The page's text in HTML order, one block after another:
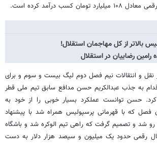
کسب درآمد کرده است.
بالاتر از کل مهاجمان استقلال!
رامین رضاییان در استقلال
نقل و انتقالات نیم فصل دوم لیگ بیست و سوم و برای
به جذب عبدالکریم حسن مدافع سابق تیم ملی قطر
و مرد سال آسیا ۲۰۱۸ کرد. حسن توانست عملکرد بسیار خوبی را از خود به
فصل که با قهرمانی پرسپولیس همراه شد با پیشنهاد
رو شد و تصمیم گرفت که راهی تیم الوکره شد و باشگاه
رقمی حدود یک میلیون و سیصد هزار دلار به دست